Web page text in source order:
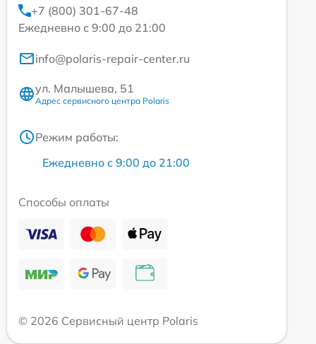
+7 (800) 301-67-48
Ежедневно с 9:00 до 21:00
info@polaris-repair-center.ru
ул. Малышева, 51
Адрес сервисного центра Polaris
Режим работы:
Ежедневно с 9:00 до 21:00
Способы оплаты
© 2026 Сервисный центр Polaris